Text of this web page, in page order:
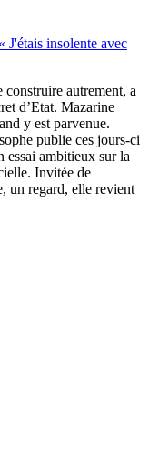
J'étais insolente avec
autrement, a
d’Etat. Mazarine
y est parvenue.
publie ces jours-ci
ambitieux sur la
Invitée de
un regard, elle revient